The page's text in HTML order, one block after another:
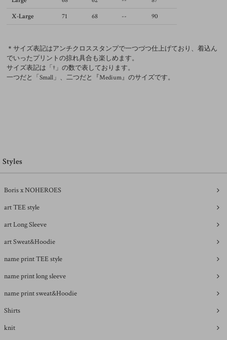
X-Large
71 68 -- 90
＊サイズ表記はアンチクロススタンプで一つづつ仕上げており、着込ん
でいったプリントの掠れ具合も楽しめます。
サイズ表記は「†」の数で表しております。
一つだと「Small」、二つだと『Medium』のサイズです。
Styles
Boris x NOHEROES
art TEE style
art Long Sleeve
art Sweat&Hoodie
name print TEE style
name print long sleeve
name print sweat&Hoodie
Shirts
knit